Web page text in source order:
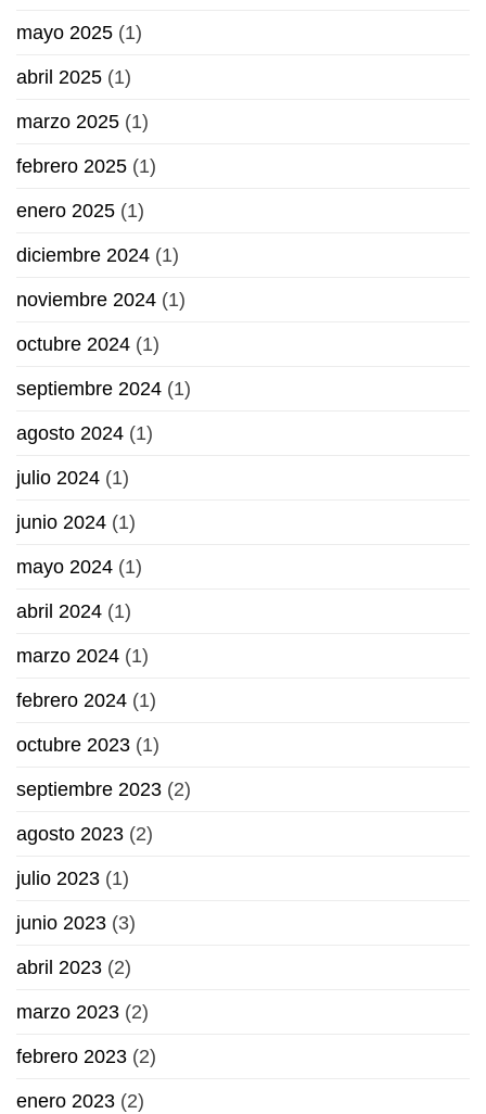
mayo 2025 (1)
abril 2025 (1)
marzo 2025 (1)
febrero 2025 (1)
enero 2025 (1)
diciembre 2024 (1)
noviembre 2024 (1)
octubre 2024 (1)
septiembre 2024 (1)
agosto 2024 (1)
julio 2024 (1)
junio 2024 (1)
mayo 2024 (1)
abril 2024 (1)
marzo 2024 (1)
febrero 2024 (1)
octubre 2023 (1)
septiembre 2023 (2)
agosto 2023 (2)
julio 2023 (1)
junio 2023 (3)
abril 2023 (2)
marzo 2023 (2)
febrero 2023 (2)
enero 2023 (2)